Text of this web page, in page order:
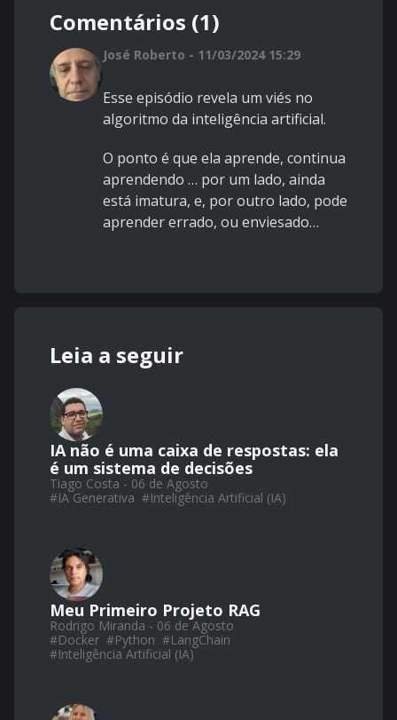
Comentários (1)
José Roberto - 11/03/2024 15:29
Esse episódio revela um viés no
algoritmo da inteligência artificial.
O ponto é que ela aprende, continua
aprendendo … por um lado, ainda
está imatura, e, por outro lado, pode
aprender errado, ou enviesado…
Leia a seguir
IA não é uma caixa de respostas: ela
é um sistema de decisões
Tiago Costa - 06 de Agosto
#IA Generativa #Inteligência Artificial (IA)
Meu Primeiro Projeto RAG
Rodrigo Miranda - 06 de Agosto
#Docker #Python #LangChain
#Inteligência Artificial (IA)